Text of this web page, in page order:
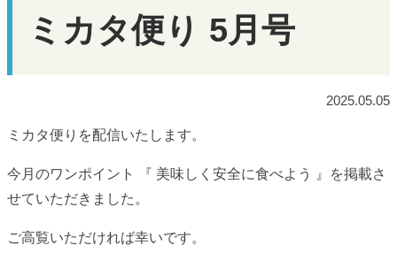
ミカタ便り 5月号
2025.05.05
ミカタ便りを配信いたします。
今月のワンポイント 『 美味しく安全に食べよう 』を掲載さ
せていただきました。
ご高覧いただければ幸いです。